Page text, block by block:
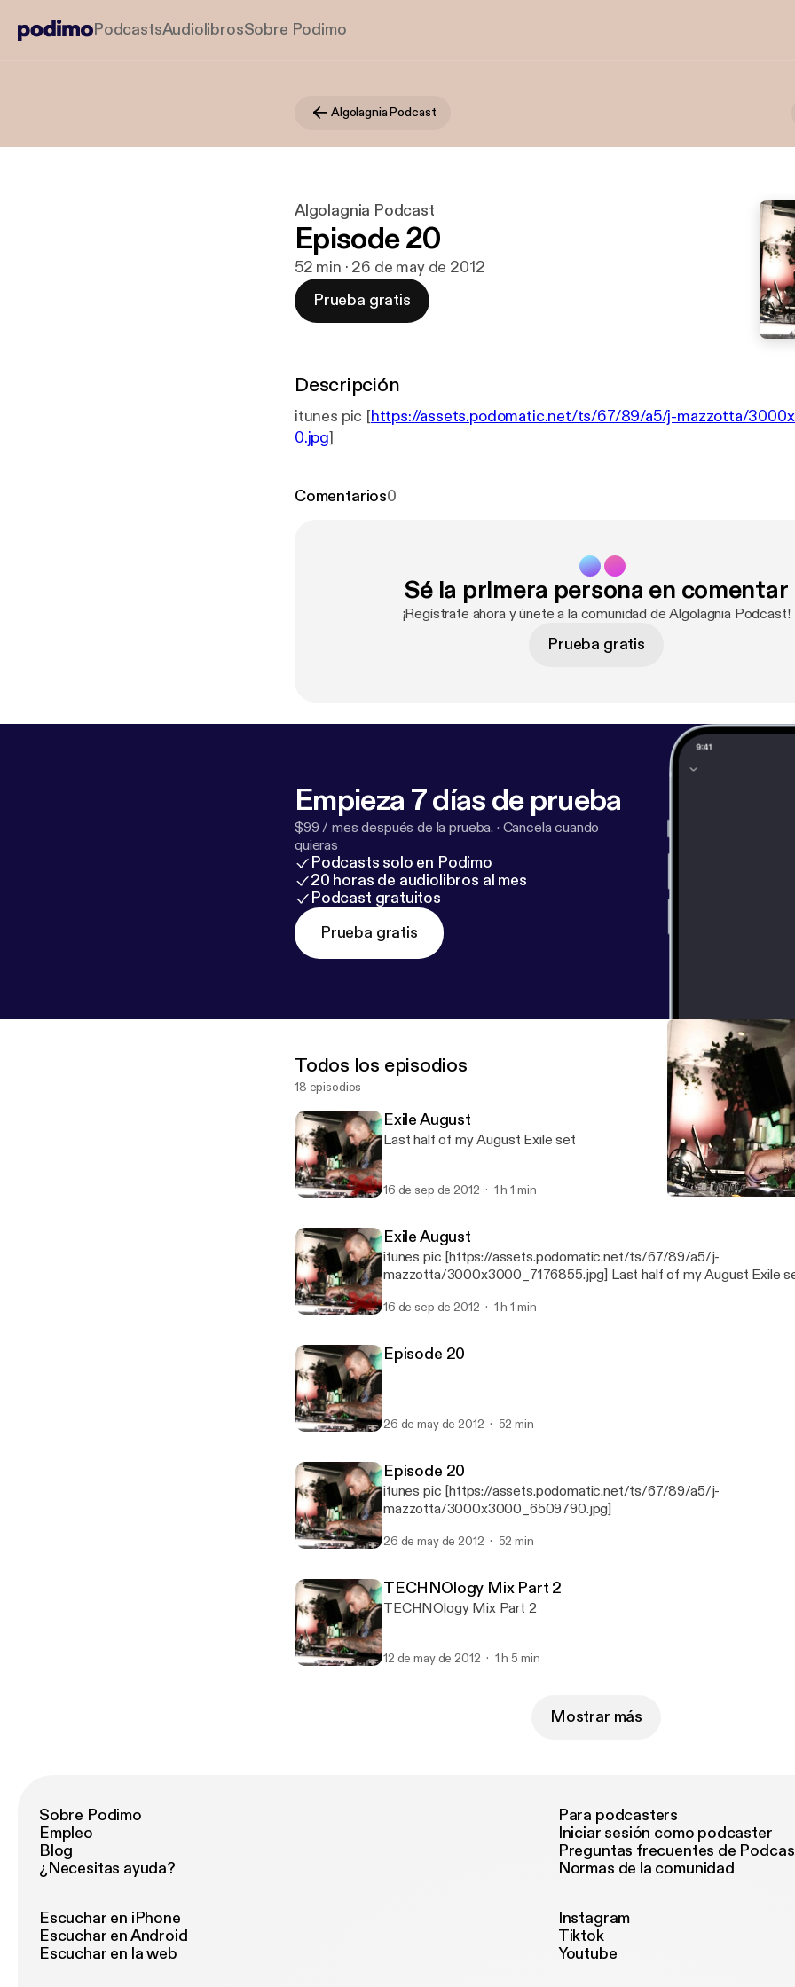
PodcastsAudiolibrosSobre Podimo
Algolagnia Podcast
Algolagnia Podcast
Episode 20
52 min · 26 de may de 2012
Prueba gratis
Descripción
itunes pic [https://assets.podomatic.net/ts/67/89/a5/j-mazzotta/
0.jpg]
Comentarios0
Sé la primera persona en comentar
¡Regístrate ahora y únete a la comunidad de Algolagnia Podcast!
Prueba gratis
Empieza 7 días de prueba
$99 / mes después de la prueba. · Cancela cuando
quieras
Podcasts solo en Podimo
20 horas de audiolibros al mes
Podcast gratuitos
Prueba gratis
Todos los episodios
18 episodios
Exile August
Last half of my August Exile set
16 de sep de 2012 1 h 1 min
Exile August
itunes pic [https://assets.podomatic.net/ts/67/89/a5/j-
mazzotta/3000x3000_7176855.jpg] Last half of my August Exile
16 de sep de 2012 1 h 1 min
Episode 20
26 de may de 2012 52 min
Episode 20
itunes pic [https://assets.podomatic.net/ts/67/89/a5/j-
mazzotta/3000x3000_6509790.jpg]
26 de may de 2012 52 min
TECHNOlogy Mix Part 2
TECHNOlogy Mix Part 2
12 de may de 2012 1 h 5 min
Mostrar más
Sobre Podimo
Empleo
Blog
¿Necesitas ayuda?
Para podcasters
Iniciar sesión como podcaster
Preguntas frecuentes de
Normas de la comunidad
Escuchar en iPhone
Escuchar en Android
Escuchar en la web
Instagram
Tiktok
Youtube